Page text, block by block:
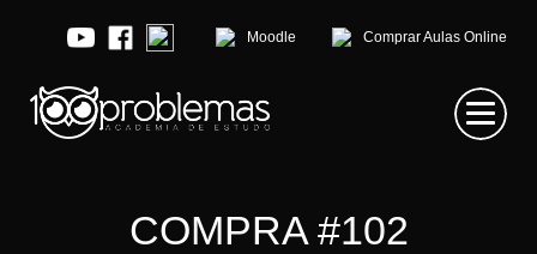
Moodle Comprar Aulas Online
COMPRA #102